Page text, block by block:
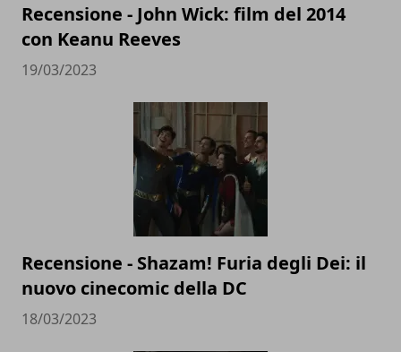
Recensione - John Wick: film del 2014
con Keanu Reeves
19/03/2023
Recensione - Shazam! Furia degli Dei: il
nuovo cinecomic della DC
18/03/2023